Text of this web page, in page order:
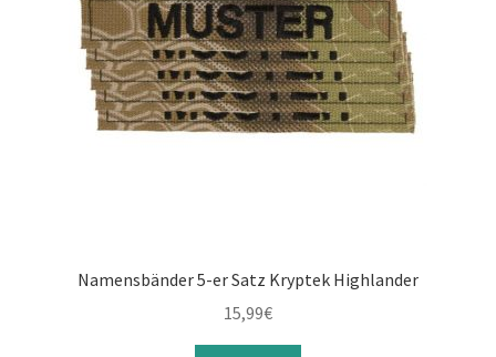
Namensbänder 5-er Satz Kryptek Highlander
15,99€